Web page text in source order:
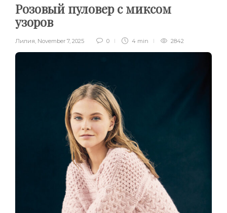
Розовый пуловер с миксом
узоров
Лилия, November 7, 2025 0 4 min 2842